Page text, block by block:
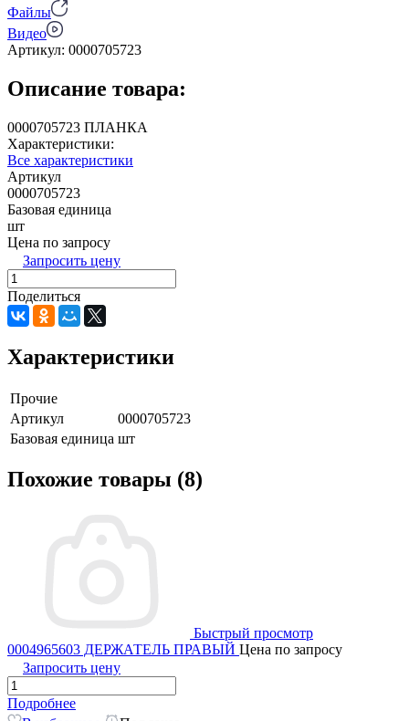
Файлы
Видео
Артикул: 0000705723
Описание товара:
0000705723 ПЛАНКА
Характеристики:
Все характеристики
Артикул
0000705723
Базовая единица
шт
Цена по запросу
Запросить цену
Поделиться
Характеристики
Прочие
Артикул
0000705723
Базовая единица шт
Похожие товары (8)
Быстрый просмотр
0004965603 ДЕРЖАТЕЛЬ ПРАВЫЙ Цена по запросу
Запросить цену
Подробнее